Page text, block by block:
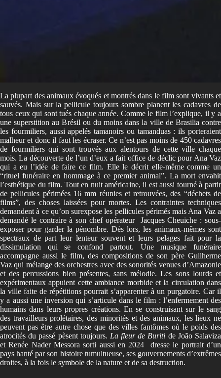
La plupart des animaux évoqués et montrés dans le film sont vivants et
sauvés. Mais sur la pellicule toujours sombre planent les cadavres de
tous ceux qui sont tués chaque année. Comme le film l’explique, il y a
une superstition au Brésil ou du moins dans la ville de Brasilia contre
les fourmiliers, aussi appelés tamanoirs ou tamanduas : ils porteraient
malheur et donc il faut les écraser. Ce n’est pas moins de 450 cadavres
de fourmiliers qui sont trouvés aux alentours de cette ville chaque
mois. La découverte de l’un d’eux a fait office de déclic pour Ana Vaz
qui a eu l’idée de faire ce film. Elle le décrit elle-même comme un
“rituel funéraire en hommage à ce premier animal”. La mort envahit
l’esthétique du film. Tout en nuit américaine, il est aussi tourné à partir
de pellicules périmées 16 mm réunies et retrouvées, des “déchets de
films”, des choses laissées pour mortes. Les contraintes techniques
demandent à ce qu’on surexpose les pellicules périmés mais Ana Vaz a
demandé le contraire à son chef opérateur Jacques Cheuiche : sous-
exposer pour garder la pénombre. Dès lors, les animaux-mêmes sont
spectraux de part leur lenteur souvent et leurs pelages fait pour la
dissimulation qui se confond partout. Une musique funéraire
accompagne aussi le film, des compositions de son père Guilherme
Vaz qui mélange des orchestres avec des sonorités venues d’Amazonie
et des percussions bien présentes, sans mélodie. Les sons lourds et
expérimentaux appuient cette ambiance morbide et la circulation dans
la ville faite de répétitions pourrait s’apparenter à un purgatoire. Car il
y a aussi une inversion qui s’articule dans le film : l’enfermement des
humains dans leurs propres créations. En se construisant sur le sang
des travailleurs prolétaires, des minorités et des animaux, les lieux ne
peuvent pas être autre chose que des villes fantômes où le poids des
atrocités du passé pèsent toujours. La fleur de Buriti de João Salaviza
et Renée Nader Messora sorti aussi en 2024 dresse le portrait d’un
pays hanté par son histoire tumultueuse, ses gouvernements d’extrêmes
droites, à la fois le symbole de la nature et de sa destruction.